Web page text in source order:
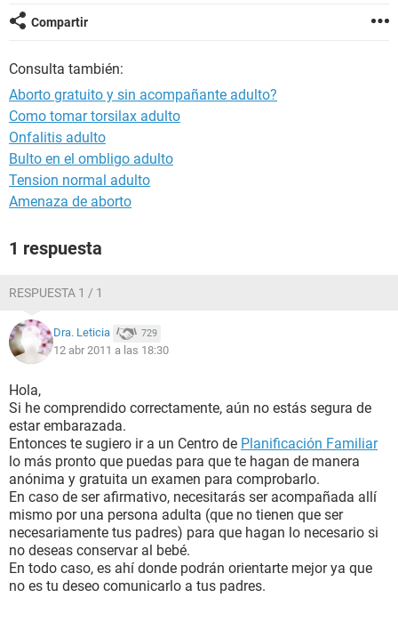
Compartir
Consulta también:
Aborto gratuito y sin acompañante adulto?
Como tomar torsilax adulto
Onfalitis adulto
Bulto en el ombligo adulto
Tension normal adulto
Amenaza de aborto
1 respuesta
RESPUESTA 1 / 1
Dra. Leticia 729
12 abr 2011 a las 18:30
Hola,
Si he comprendido correctamente, aún no estás segura de
estar embarazada.
Entonces te sugiero ir a un Centro de Planificación Familiar
lo más pronto que puedas para que te hagan de manera
anónima y gratuita un examen para comprobarlo.
En caso de ser afirmativo, necesitarás ser acompañada allí
mismo por una persona adulta (que no tienen que ser
necesariamente tus padres) para que hagan lo necesario si
no deseas conservar al bebé.
En todo caso, es ahí donde podrán orientarte mejor ya que
no es tu deseo comunicarlo a tus padres.